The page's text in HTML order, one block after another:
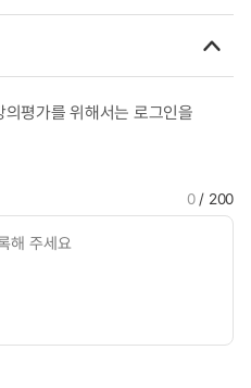
평가를 위해서는 로그인을
0/ 200